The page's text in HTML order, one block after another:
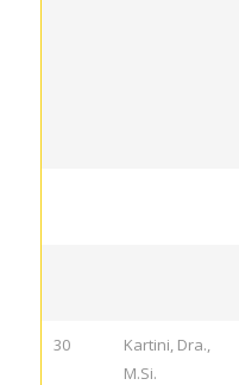
30
Kartini, Dra.,
M.Si.